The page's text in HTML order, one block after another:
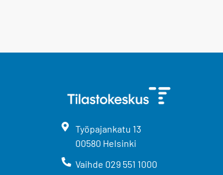
Työpajankatu 13
00580 Helsinki
Vaihde 029 551 1000